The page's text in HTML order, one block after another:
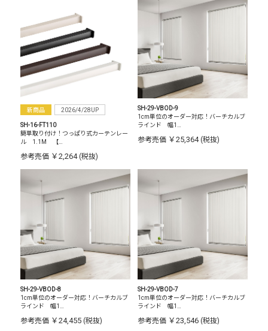
新商品 2026/4/28UP
SH-16-FT110
簡単取り付け！つっぱり式カーテンレー
ル 1.1M 【…
参考売価 ￥2,264 (税抜)
SH-29-VBOD-9
1cm単位のオーダー対応！バーチカルブ
ラインド 幅1…
参考売価 ￥25,364 (税抜)
SH-29-VBOD-8
1cm単位のオーダー対応！バーチカルブ
ラインド 幅1…
参考売価 ￥24,455 (税抜)
SH-29-VBOD-7
1cm単位のオーダー対応！バーチカルブ
ラインド 幅1…
参考売価 ￥23,546 (税抜)